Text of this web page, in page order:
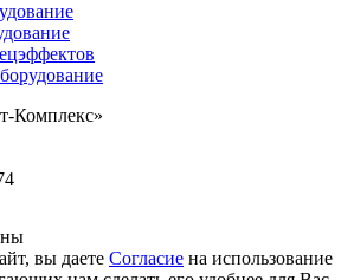
Комплекс»
вы даете Согласие на использование